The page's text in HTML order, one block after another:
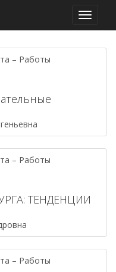
– Работы
– Работы
ТЕНДЕНЦИИ
– Работы